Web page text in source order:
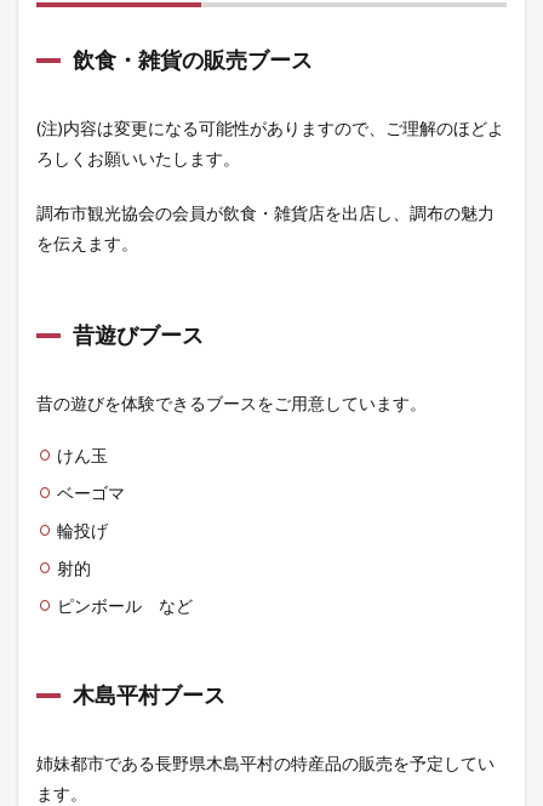
飲食・雑貨の販売ブース
(注)内容は変更になる可能性がありますので、ご理解のほどよ
ろしくお願いいたします。
調布市観光協会の会員が飲食・雑貨店を出店し、調布の魅力
を伝えます。
昔遊びブース
昔の遊びを体験できるブースをご用意しています。
けん玉
ベーゴマ
輪投げ
射的
ピンボール など
木島平村ブース
姉妹都市である長野県木島平村の特産品の販売を予定してい
ます。